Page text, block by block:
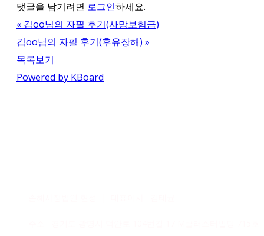
댓글을 남기려면 로그인하세요.
« 김oo님의 자필 후기(사망보험금)
김oo님의 자필 후기(후유장해) »
목록보기
Powered by KBoard